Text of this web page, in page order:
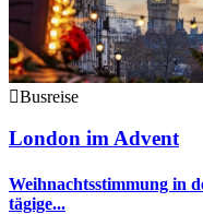
Busreise
London im Advent
Weihnachtsstimmung in
tägige...